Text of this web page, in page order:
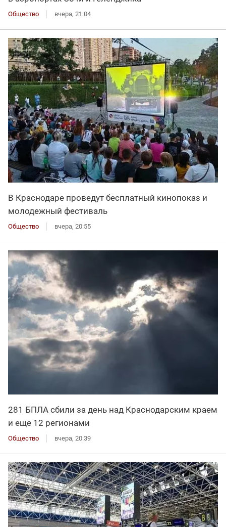
Общество вчера, 21:04
В Краснодаре проведут бесплатный кинопоказ и
молодежный фестиваль
Общество вчера, 20:55
281 БПЛА сбили за день над Краснодарским краем
и еще 12 регионами
Общество вчера, 20:39